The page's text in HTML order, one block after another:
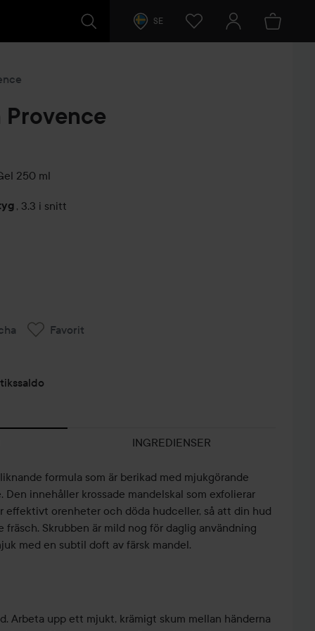
SE
Provence
250 ml
, 3.3 i snitt
Favorit
INGREDIENSER
formula som är berikad med mjukgörande
innehåller krossade mandelskal som exfolierar
effektivt orenheter och döda hudceller, så att din hud
fräsch. Skrubben är mild nog för daglig användning
med en subtil doft av färsk mandel.
Arbeta upp ett mjukt, krämigt skum mellan händerna